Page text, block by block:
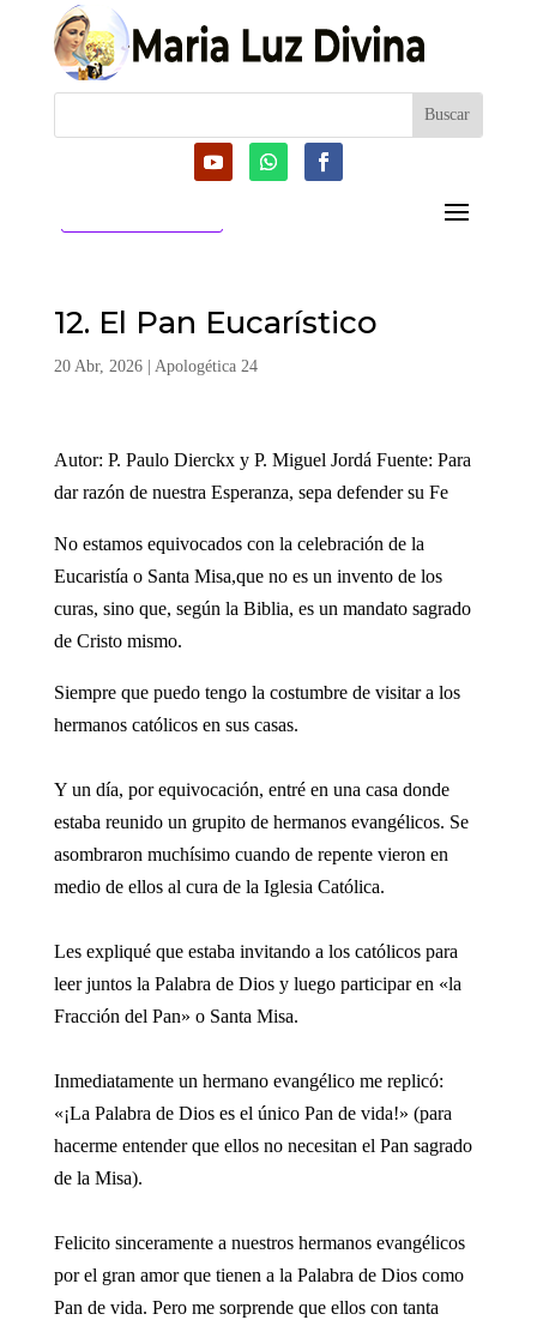
12. El Pan Eucarístico
20 Abr, 2026| Apologética 24
Autor: P. Paulo Dierckx y P. Miguel Jordá Fuente: Para
dar razón de nuestra Esperanza, sepa defender su Fe
No estamos equivocados con la celebración de la
Eucaristía o Santa Misa,que no es un invento de los
curas, sino que, según la Biblia, es un mandato sagrado
de Cristo mismo.
Siempre que puedo tengo la costumbre de visitar a los
hermanos católicos en sus casas.
Y un día, por equivocación, entré en una casa donde
estaba reunido un grupito de hermanos evangélicos. Se
asombraron muchísimo cuando de repente vieron en
medio de ellos al cura de la Iglesia Católica.
Les expliqué que estaba invitando a los católicos para
leer juntos la Palabra de Dios y luego participar en «la
Fracción del Pan» o Santa Misa.
Inmediatamente un hermano evangélico me replicó:
«¡La Palabra de Dios es el único Pan de vida!» (para
hacerme entender que ellos no necesitan el Pan sagrado
de la Misa).
Felicito sinceramente a nuestros hermanos evangélicos
por el gran amor que tienen a la Palabra de Dios como
Pan de vida. Pero me sorprende que ellos con tanta